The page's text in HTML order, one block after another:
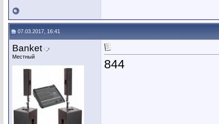
07.03.2017, 16:41
Banket
Местный
844